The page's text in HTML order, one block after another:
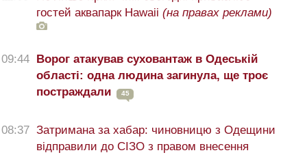
гостей аквапарк Hawaii (на правах реклами)
09:44 Ворог атакував суховантаж в Одеській
області: одна людина загинула, ще троє
постраждали
45
08:37 Затримана за хабар: чиновницю з Одещини
відправили до СІЗО з правом внесення